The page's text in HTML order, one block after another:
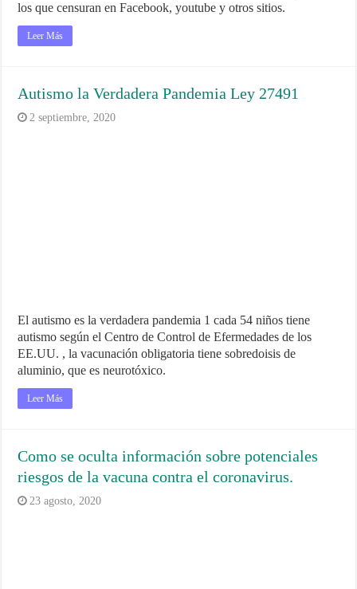
los que censuran en Facebook, youtube y otros sitios.
Leer Más
Autismo la Verdadera Pandemia Ley 27491
2 septiembre, 2020
El autismo es la verdadera pandemia 1 cada 54 niños tiene
autismo según el Centro de Control de Efermedades de los
EE.UU. , la vacunación obligatoria tiene sobredoisis de
aluminio, que es neurotóxico.
Leer Más
Como se oculta información sobre potenciales
riesgos de la vacuna contra el coronavirus.
23 agosto, 2020